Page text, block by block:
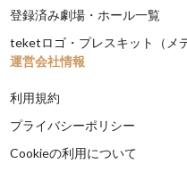
登録済み劇場・ホール一覧
teketロゴ・プレスキット（メ
運営会社情報
利用規約
プライバシーポリシー
Cookieの利用について